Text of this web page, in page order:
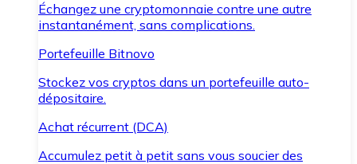
Échangez une cryptomonnaie contre une autre
instantanément, sans complications.
Portefeuille Bitnovo
Stockez vos cryptos dans un portefeuille auto-
dépositaire.
Achat récurrent (DCA)
Accumulez petit à petit sans vous soucier des